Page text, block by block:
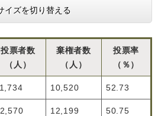
イズを切り替える
投票者数
（人）
棄権者数
（人）
投票率
（％）
10,520 52.73
12,199 50.75